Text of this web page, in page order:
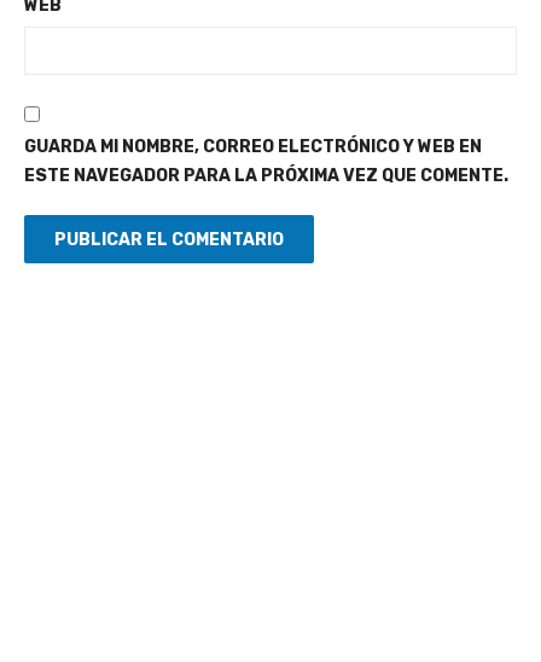
WEB
GUARDA MI NOMBRE, CORREO ELECTRÓNICO Y WEB EN
ESTE NAVEGADOR PARA LA PRÓXIMA VEZ QUE COMENTE.